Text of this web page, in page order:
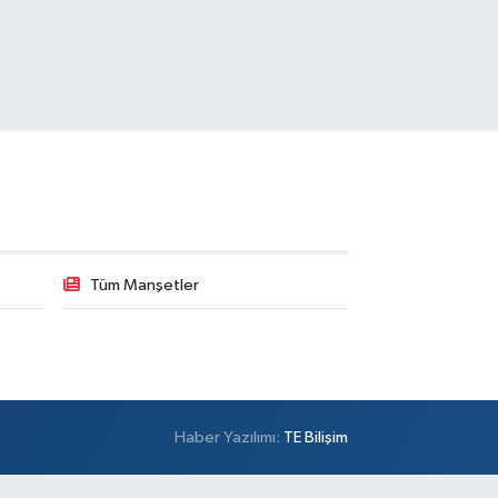
0 (216) 461 51 71 Yol Tarifi Al
Tüm Manşetler
Haber Yazılımı: TE Bilişim